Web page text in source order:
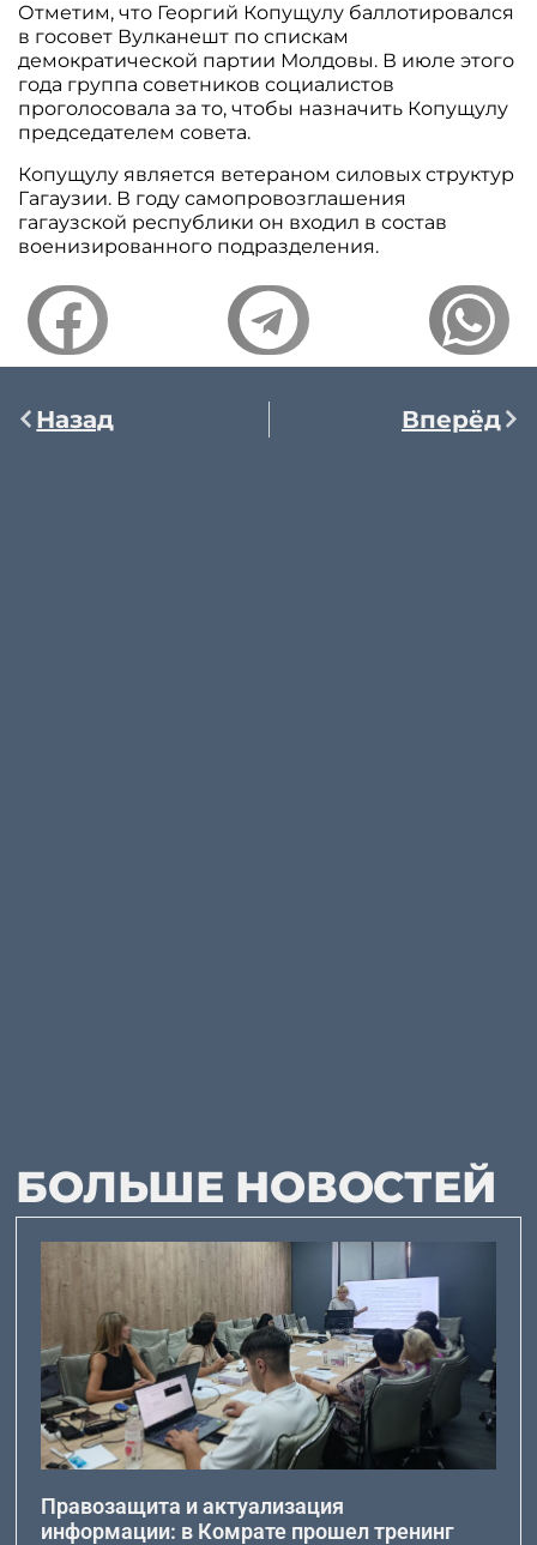
Отметим, что Георгий Копущулу баллотировался
в госовет Вулканешт по спискам
демократической партии Молдовы. В июле этого
года группа советников социалистов
проголосовала за то, чтобы назначить Копущулу
председателем совета.
Копущулу является ветераном силовых структур
Гагаузии. В году самопровозглашения
гагаузской республики он входил в состав
военизированного подразделения.
Назад Вперёд
БОЛЬШЕ НОВОСТЕЙ
Правозащита и актуализация
информации: в Комрате прошел тренинг